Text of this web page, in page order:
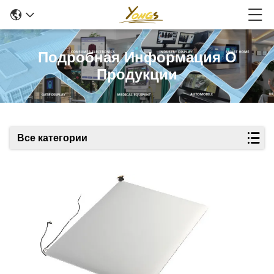
Подробная Информация О
Продукции
Все категории